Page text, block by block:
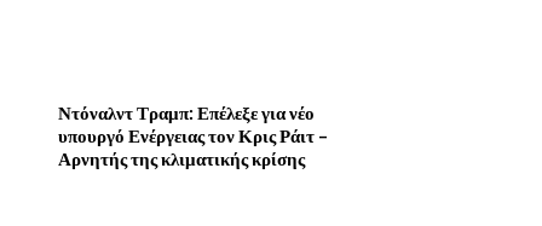
Ντόναλντ Τραμπ: Επέλεξε για νέο
υπουργό Ενέργειας τον Κρις Ράιτ –
Αρνητής της κλιματικής κρίσης